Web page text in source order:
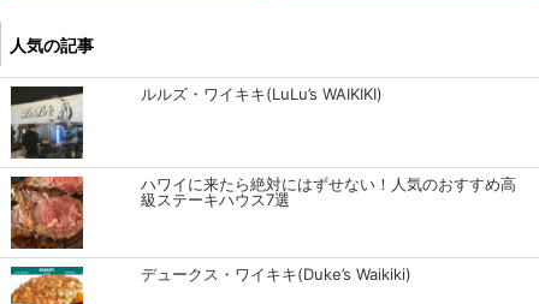
人気の記事
ルルズ・ワイキキ(LuLu’s WAIKIKI)
ハワイに来たら絶対にはずせない！人気のおすすめ高
級ステーキハウス7選
デュークス・ワイキキ(Duke’s Waikiki)